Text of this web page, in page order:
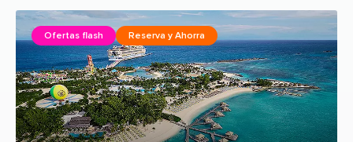
Ofertas flash Reserva y Ahorra